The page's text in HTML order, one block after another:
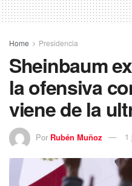
Home Presidencia
Sheinbaum
la ofensiva
viene de la
Por Rubén Muñoz 1